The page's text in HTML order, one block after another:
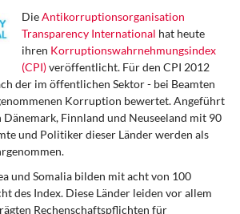
Moderne
DieAntikorruptionsorganisation
Transparency International hat heute
ihren Korruptionswahrnehmungsindex
(CPI)veröffentlicht. Für den CPI 2012
der im öffentlichen Sektor - bei Beamten
Korruption bewertet. Angeführt
Finnland und Neuseeland mit 90
und Politiker dieser Länder werden als
und Somalia bilden mit acht von 100
des Index. Diese Länder leiden vor allem
Rechenschaftspflichten für